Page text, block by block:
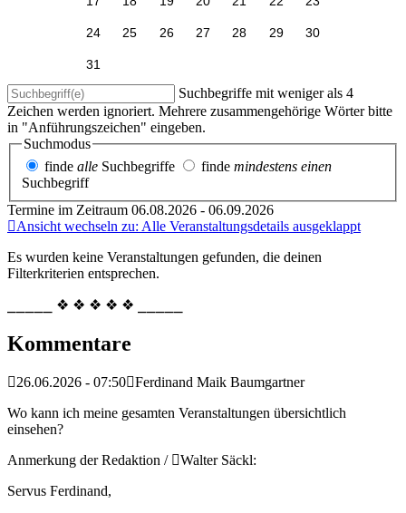
24 25 26 27 28 29 30
31
Suchbegriffe mit weniger als 4
Zeichen werden ignoriert. Mehrere zusammengehörige Wörter bitte
in "Anführungszeichen" eingeben.
Suchmodus
finde alle Suchbegriffe finde mindestens einen
Suchbegriff
Termine im Zeitraum 06.08.2026 - 06.09.2026
Ansicht wechseln zu: Alle Veranstaltungsdetails ausgeklappt
Es wurden keine Veranstaltungen gefunden, die deinen
Filterkriterien entsprechen.
⎯⎯⎯⎯⎯ ❖ ❖ ❖ ❖ ❖ ⎯⎯⎯⎯⎯
Kommentare
26.06.2026 - 07:50 Ferdinand Maik Baumgartner
Wo kann ich meine gesamten Veranstaltungen übersichtlich
einsehen?
Anmerkung der Redaktion /
Walter Säckl:
Servus Ferdinand,